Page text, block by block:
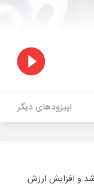
اپیزودهای دیگر
و افزایش ارزش